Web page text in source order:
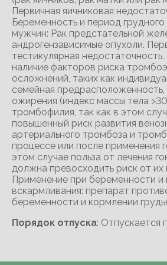
Первичная яичниковая
Беременность и период
мужчин: Рак предстательной
андрогензависимые опухоли.
тестикулярная
наличие факторов риска
осложнений, таких как
семейная предрасположенность,
ожирения (индекс массы тела
тромбофилия, так как в этом
повышенный риск развития
артериального тромбоза и
процессе или после применения
этом случае польза от лечения
должна превосходить риск от их
Применение при беременности и
вскармливания: препарат
беременности и кормлении
Порядок отпуска: Отпускается